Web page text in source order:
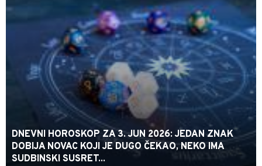
DNEVNI HOROSKOP ZA 3. JUN 2026: JEDAN ZNAK
DOBIJA NOVAC KOJI JE DUGO ČEKAO, NEKO IMA
SUDBINSKI SUSRET...